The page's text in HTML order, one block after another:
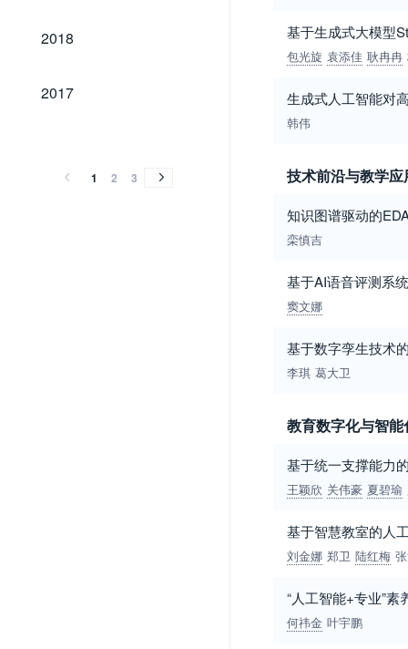
2018
2018
2017
2017
1 2 3
基于生成式大模型
包光旋 袁添佳 耿冉冉
生成式人工智能对
韩伟
技术前沿与教学应
知识图谱驱动的
栾慎吉
基于AI语音评测系
窦文娜
基于数字孪生技术
李琪 葛大卫
教育数字化与智能
基于统一支撑能力
王颖欣 关伟豪 夏碧瑜
基于智慧教室的人
刘金娜 郑卫 陆红梅
“人工智能+专业”
何祎金 叶宇鹏